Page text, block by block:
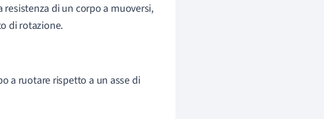
di un corpo a muoversi,
di rotazione.
a ruotare rispetto a un asse di